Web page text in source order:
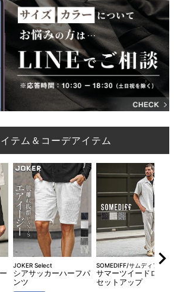
テム＆コーデアイテム
JOKER Select
シアサッカーハーフパ
ンツ
SOMEDIFF/サムディフ
サマーツイードロング
セットアップ